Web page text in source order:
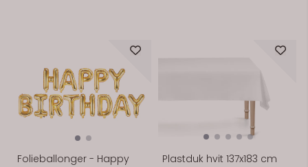
gullballonger Størrelse: ca. 30
helium Merke: PartyDeco
Folieballonger - Happy
Plastduk hvit 137x183 cm